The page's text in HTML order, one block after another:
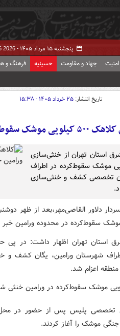
پنجشنبه ۱۵ مرداد ۱۴۰۵ - 2026
جهاد و مقاومت حسینیه فرهنگ و
تاریخ انتشار: ۲۵ خرداد ۱۴۰۵ - ۱۵:۳۸
در ورامین + عکس
استان تهران از خنثی‌سازی
۵۰۰ کیلویی موشک سقوط‌کرده در اطراف
تخصصی کشف و خنثی‌سازی
دلاور القاصی‌مهر،بعد از ظهر
سقوط‌کرده در محدوده ورامین خبر
شرق استان تهران اظهار داشت: در
شهرستان ورامین، یگان کشف و
اعزام شد.
تخصصی پلیس پس از حضور در محل
موشک را آغاز کردند.